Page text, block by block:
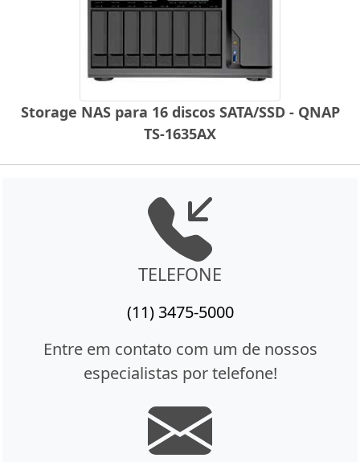
Storage NAS para 16 discos SATA/SSD - QNAP
TS-1635AX
TELEFONE
(11) 3475-5000
Entre em contato com um de nossos
especialistas por telefone!